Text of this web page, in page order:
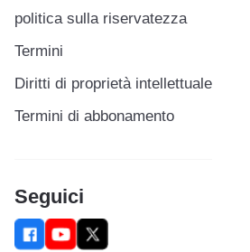
politica sulla riservatezza
Termini
Diritti di proprietà intellettuale
Termini di abbonamento
Seguici